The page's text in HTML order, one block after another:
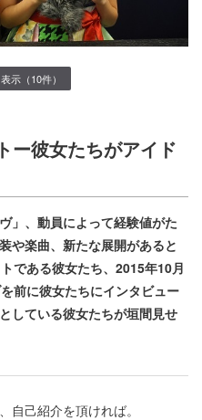
示（10件）
ー彼女たちがアイド
」、動員によって経験値がた
や楽曲、新たな展開があると
である彼女たち、2015年10月
前に彼女たちにインタビュー
している彼女たちが垣間見せ
己紹介を頂ければ。